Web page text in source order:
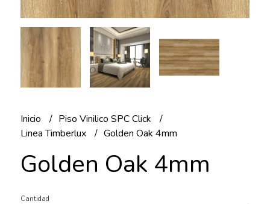
Inicio
Piso Vinilico SPC Click
Linea Timberlux
Golden Oak 4mm
Golden Oak 4mm
Cantidad